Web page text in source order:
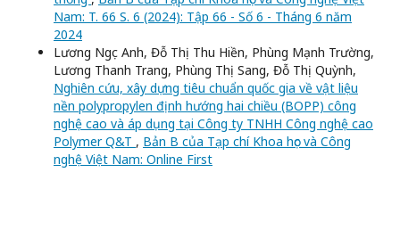
Nam: T. 66 S. 6 (2024): Tập 66 - Số 6 - Tháng 6 năm
2024
Lương Ngọc Anh, Đỗ Thị Thu Hiền, Phùng Mạnh Trường,
Lương Thanh Trang, Phùng Thị Sang, Đỗ Thị Quỳnh,
Nghiên cứu, xây dựng tiêu chuẩn quốc gia về vật liệu
nền polypropylen định hướng hai chiều (BOPP) công
nghệ cao và áp dụng tại Công ty TNHH Công nghệ cao
Polymer Q&T , Bản B của Tạp chí Khoa học và Công
nghệ Việt Nam: Online First